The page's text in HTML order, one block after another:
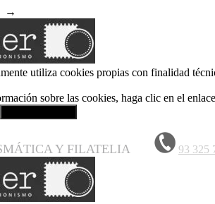
→
utiliza cookies propias con finalidad
sobre las cookies, haga clic en el
Y FILATELIA 93 325